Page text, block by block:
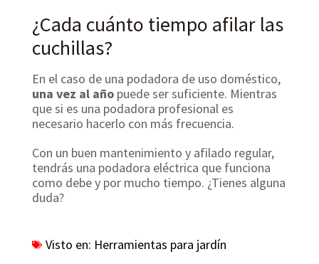
¿Cada cuánto tiempo afilar las
cuchillas?
En el caso de una podadora de uso doméstico,
una vez al año puede ser suficiente. Mientras
que si es una podadora profesional es
necesario hacerlo con más frecuencia.
Con un buen mantenimiento y afilado regular,
tendrás una podadora eléctrica que funciona
como debe y por mucho tiempo. ¿Tienes alguna
duda?
Visto en: Herramientas para jardín